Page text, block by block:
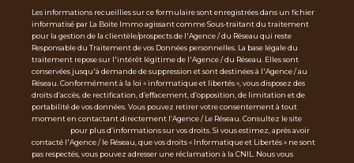
Les informations recueillies sur ce formulaire sont enregistrées dans un fichier
informatisé par La Boite Immo agissant comme Sous-traitant du traitement
pour la gestion de la clientèle/prospects de l'Agence / du Réseau qui reste
Responsable du Traitement de vos Données personnelles. La base légale du
traitement repose sur l'intérêt légitime de l'Agence / du Réseau. Elles sont
conservées jusqu'à demande de suppression et sont destinées à l'Agence / au
Réseau. Conformément à la loi « informatique et libertés », vous disposez des
droits d’accès, de rectification, d’effacement, d’opposition, de limitation et de
portabilité de vos données. Vous pouvez retirer votre consentement à tout
moment en contactant directement l’Agence / Le Réseau. Consultez le site
pour plus d’informations sur vos droits. Si vous estimez, après avoir
contacté l'Agence / le Réseau, que vos droits « Informatique et Libertés » ne sont
pas respectés, vous pouvez adresser une réclamation à la CNIL. Nous vous